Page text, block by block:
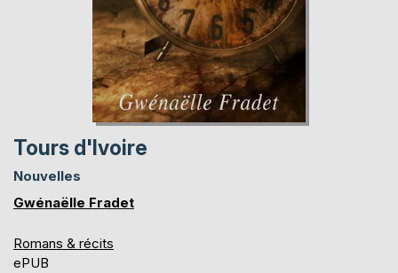
Tours d'Ivoire
Nouvelles
Gwénaëlle Fradet
Romans & récits
ePUB